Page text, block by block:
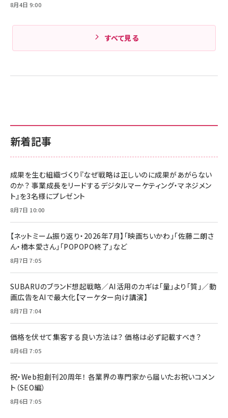
新着記事
成果を生む組織づくり『なぜ戦略は正しいのに成果があがらない
のか？ 事業成長をリードするデジタルマーケティング・マネジメン
ト』を3名様にプレゼント
8月7日 10:00
【ネットミーム振り返り・2026年7月】「映画ちいかわ」「佐藤二朗さ
ん・橋本愛さん」「POPOPO終了」など
8月7日 7:05
SUBARUのブランド想起戦略／AI活用のカギは「量」より「質」／動
画広告をAIで最大化【マーケター向け講演】
8月7日 7:04
価格を伏せて集客する良い方法は？ 価格は必ず記載すべき？
8月6日 7:05
祝・Web担創刊20周年！ 各業界の専門家から届いたお祝いコメン
ト（SEO編）
8月6日 7:05
8月4日 9:00
すべて見る